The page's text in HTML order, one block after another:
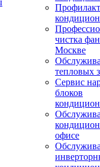
чистка
Москве
тепловых
Сервис
блоков
офисе